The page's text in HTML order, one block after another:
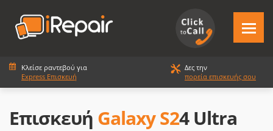
Κλείσε ραντεβού για
Express Επισκευή
Δες την
πορεία επισκευής σου
Επισκευή Galaxy S24 Ultra